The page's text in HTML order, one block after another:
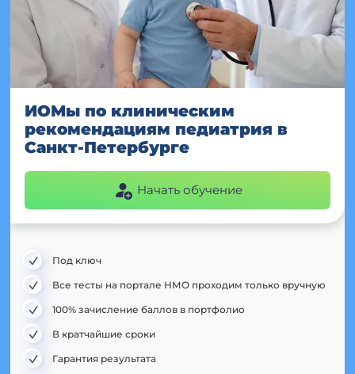
ИОМы по клиническим
рекомендациям педиатрия в
Санкт-Петербурге
Начать обучение
Под ключ
Все тесты на портале НМО проходим только вручную
100% зачисление баллов в портфолио
В кратчайшие сроки
Гарантия результата